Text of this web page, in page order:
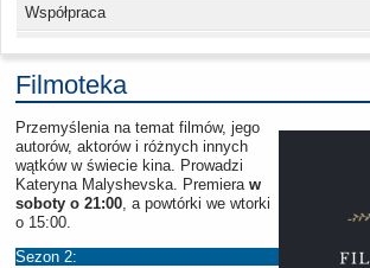
Współpraca
Filmoteka
Przemyślenia na temat filmów, jego
autorów, aktorów i różnych innych
wątków w świecie kina. Prowadzi
Kateryna Malyshevska. Premiera w
soboty o 21:00, a powtórki we wtorki
o 15:00.
Sezon 2: